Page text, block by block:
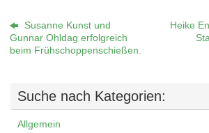
Susanne Kunst und
Gunnar Ohldag erfolgreich
beim Frühschoppenschießen.
Heike
Suche nach Kategorien:
Allgemein